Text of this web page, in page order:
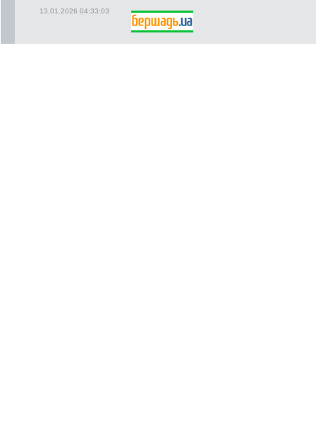
13.01.2026 04:33:03